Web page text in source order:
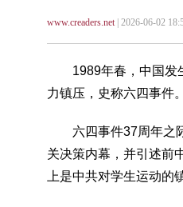
www.creaders.net| 2026-06-02
1989年春，中国发生
力镇压，史称六四事件。
六四事件37周年之际
关决策内幕，并引述前
上是中共对学生运动的